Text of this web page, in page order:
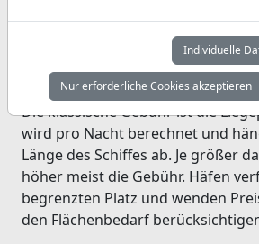
die Crew oder der Betreiber
Abwicklung. Wichtig ist jedoch, zu
sich zusammensetzen.
Die klassische Gebühr ist die
wird pro Nacht berechnet und
Länge des Schiffes ab. Je größer
höher meist die Gebühr. Häfen
begrenzten Platz und wenden
den Flächenbedarf
Individuelle
Nur erforderliche Cookies akzeptieren